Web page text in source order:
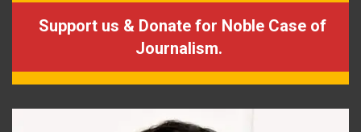
Support us & Donate for Noble Case of
Journalism.